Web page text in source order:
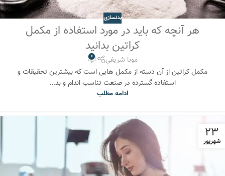
بدنسازی
هر آنچه که باید در مورد استفاده از مکمل
کراتین بدانید
مونا شریفی 0
مکمل کراتین از آن دسته از مکمل هایی است که بیشترین تحقیقات و
استفاده گسترده در صنعت تناسب اندام و بد...
ادامه مطلب
23
شهریور